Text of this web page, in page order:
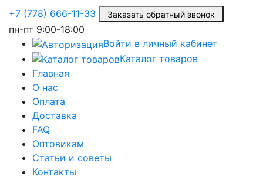
+7 (778) 666-11-33 Заказать обратный звонок
пн-пт 9:00-18:00
Войти в личный кабинет
Каталог товаров
Главная
О нас
Оплата
Доставка
FAQ
Оптовикам
Статьи и советы
Контакты